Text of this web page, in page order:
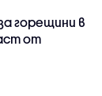
горещини в
от